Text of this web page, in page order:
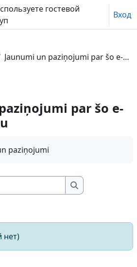
содержаниюгостевой
Вход
Jaunumi un paziņojumi par šo e-mācību kursu
par šo e-
paziņojumi
Искать
Искать
нет)